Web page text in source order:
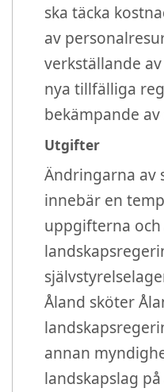
ska täcka
av
verkställande
nya tillfälliga
bekämpande
Utgifter
Ändringarna av
innebär en
uppgifterna
Åland sköter
annan
landskapslag